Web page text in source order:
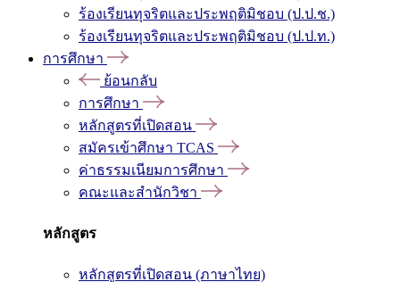
ร้องเรียนทุจริตและประพฤติมิชอบ (ป.ป.ช.)
ร้องเรียนทุจริตและประพฤติมิชอบ (ป.ป.ท.)
การศึกษา
ย้อนกลับ
การศึกษา
หลักสูตรที่เปิดสอน
สมัครเข้าศึกษา TCAS
ค่าธรรมเนียมการศึกษา
คณะและสำนักวิชา
หลักสูตร
หลักสูตรที่เปิดสอน (ภาษาไทย)